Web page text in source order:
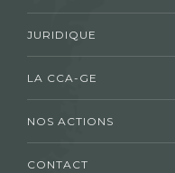
JURIDIQUE
LA CCA-GE
NOS ACTIONS
CONTACT